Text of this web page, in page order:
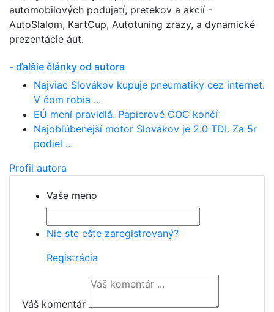
automobilových podujatí, pretekov a akcií -
AutoSlalom, KartCup, Autotuning zrazy, a dynamické
prezentácie áut.
- ďalšie články od autora
Najviac Slovákov kupuje pneumatiky cez internet.
V čom robia ...
EÚ mení pravidlá. Papierové COC končí
Najobľúbenejší motor Slovákov je 2.0 TDI. Za 5r
podiel ...
Profil autora
Vaše meno
Nie ste ešte zaregistrovaný?
Registrácia
Váš komentár